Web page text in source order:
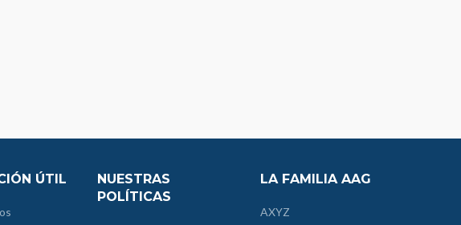
ÚTIL
NUESTRAS
POLÍTICAS
LA FAMILIA AAG
AXYZ